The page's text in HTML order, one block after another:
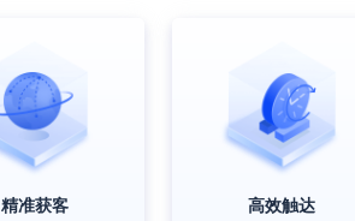
精准获客 高效触达